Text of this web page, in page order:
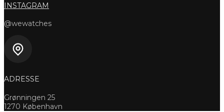
INSTAGRAM
@wewatches
ADRESSE
Grønningen 25
1270 København